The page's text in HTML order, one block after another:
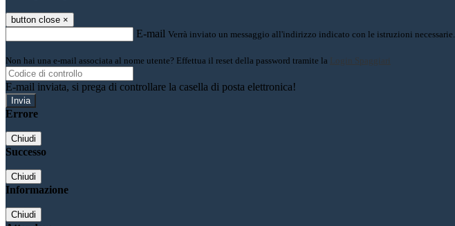
button close ×
E-mail Verrà inviato un messaggio all'indirizzo indicato con le istruzioni necessarie.
Non hai una e-mail associata al nome utente? Effettua il reset della password tramite la Login Spaggiari
E-mail inviata, si prega di controllare la casella di posta elettronica!
Errore
Chiudi
Successo
Chiudi
Informazione
Chiudi